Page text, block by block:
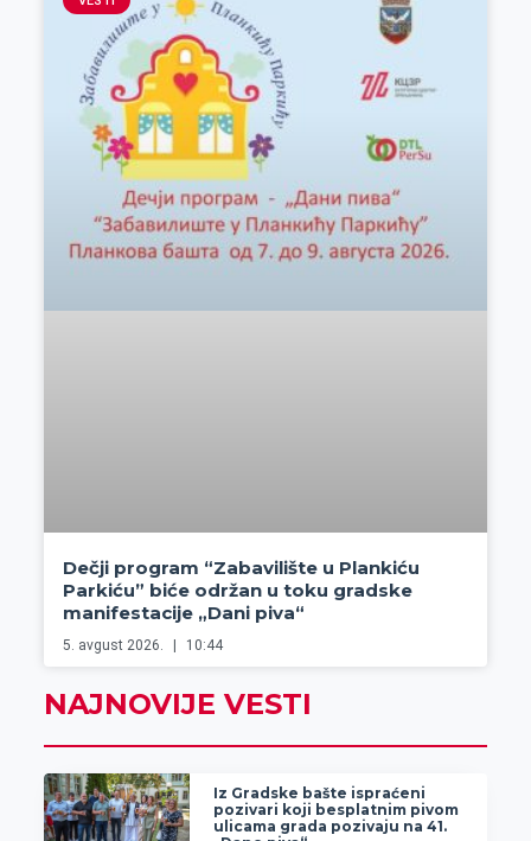
Dečji program “Zabavilište u Plankiću
Parkiću” biće održan u toku gradske
manifestacije „Dani piva“
5. avgust 2026. 10:44
NAJNOVIJE VESTI
Iz Gradske bašte ispraćeni
pozivari koji besplatnim pivom
ulicama grada pozivaju na 41.